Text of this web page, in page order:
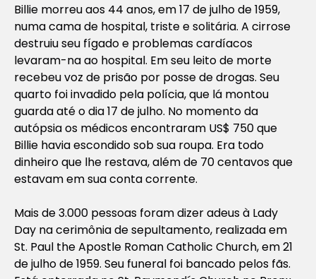
Billie morreu aos 44 anos, em 17 de julho de 1959,
numa cama de hospital, triste e solitária. A cirrose
destruiu seu fígado e problemas cardíacos
levaram-na ao hospital. Em seu leito de morte
recebeu voz de prisão por posse de drogas. Seu
quarto foi invadido pela polícia, que lá montou
guarda até o dia 17 de julho. No momento da
autópsia os médicos encontraram US$ 750 que
Billie havia escondido sob sua roupa. Era todo
dinheiro que lhe restava, além de 70 centavos que
estavam em sua conta corrente.
Mais de 3.000 pessoas foram dizer adeus à Lady
Day na cerimônia de sepultamento, realizada em
St. Paul the Apostle Roman Catholic Church, em 21
de julho de 1959. Seu funeral foi bancado pelos fãs.